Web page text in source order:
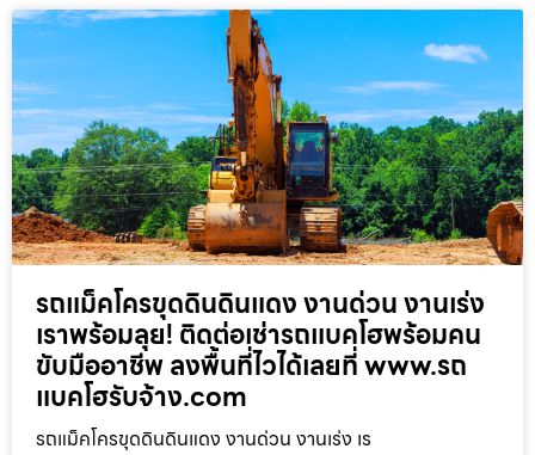
รถแม็คโครขุดดินดินแดง งานด่วน งานเร่ง
เราพร้อมลุย! ติดต่อเช่ารถแบคโฮพร้อมคน
ขับมืออาชีพ ลงพื้นที่ไวได้เลยที่ www.รถ
แบคโฮรับจ้าง.com
รถแม็คโครขุดดินดินแดง งานด่วน งานเร่ง เร